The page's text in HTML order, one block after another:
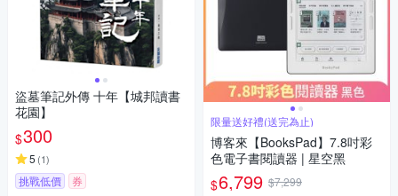
盜墓筆記外傳 十年【城邦讀書
花園】
$300
5 (1)
挑戰低價 券
限量送好禮(送完為止)
博客來【BooksPad】7.8吋彩
色電子書閱讀器 | 星空黑
$6,799 $7,299